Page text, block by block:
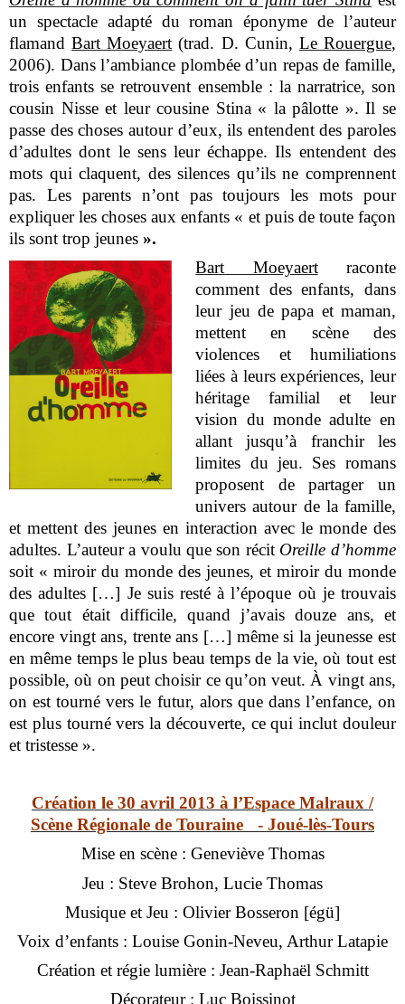
un spectacle adapté du roman éponyme de l’auteur
flamandBart Moeyaert (trad. D. Cunin, Le Rouergue,
2006). Dans l’ambiance plombée d’un repas de famille,
trois enfants se retrouvent ensemble : la narratrice, son
cousin Nisse et leur cousine Stina « la pâlotte ». Il se
passe des choses autour d’eux, ils entendent des paroles
d’adultes dont le sens leur échappe. Ils entendent des
mots qui claquent, des silences qu’ils ne comprennent
pas. Les parents n’ont pas toujours les mots pour
expliquer les choses aux enfants « et puis de toute façon
ils sont trop jeunes ».
Bart Moeyaertraconte
comment des enfants, dans
leur jeu de papa et maman,
mettent en scène des
violences et humiliations
liées à leurs expériences, leur
héritage familial et leur
vision du monde adulte en
allant jusqu’à franchir les
limites du jeu. Ses romans
proposent de partager un
univers autour de la famille,
et mettent des jeunes en interaction avec le monde des
adultes. L’auteur a voulu que son récit Oreille d’homme
soit « miroir du monde des jeunes, et miroir du monde
des adultes […] Je suis resté à l’époque où je trouvais
que tout était difficile, quand j’avais douze ans, et
encore vingt ans, trente ans […] même si la jeunesse est
en même temps le plus beau temps de la vie, où tout est
possible, où on peut choisir ce qu’on veut. À vingt ans,
on est tourné vers le futur, alors que dans l’enfance, on
est plus tourné vers la découverte, ce qui inclut douleur
et tristesse ».
Création le 30 avril 2013 à l’Espace Malraux /
Scène Régionale de Touraine - Joué-lès-Tours
Mise en scène : Geneviève Thomas
Jeu : Steve Brohon, Lucie Thomas
Musique et Jeu : Olivier Bosseron [égü]
Voix d’enfants : Louise Gonin-Neveu, Arthur Latapie
Création et régie lumière : Jean-Raphaël Schmitt
Décorateur : Luc Boissinot